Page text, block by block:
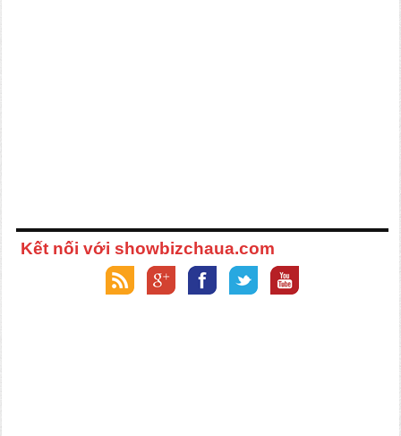
Kết nối với showbizchaua.com